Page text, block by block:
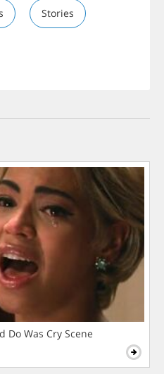
Stories
Do Was Cry Scene